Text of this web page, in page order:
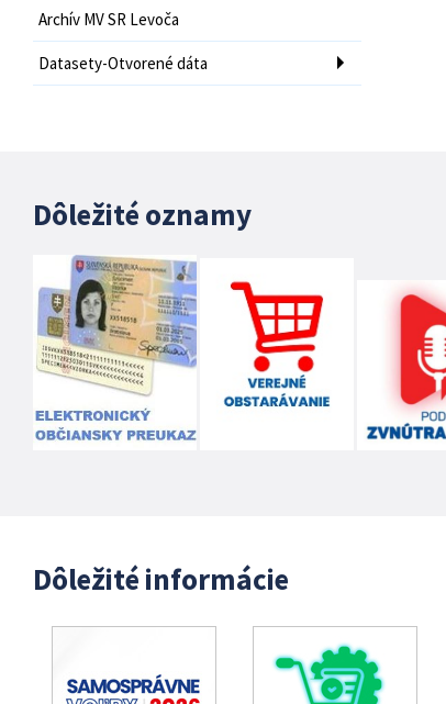
Archív MV SR Levoča
Datasety-Otvorené dáta
Dôležité oznamy
Dôležité informácie